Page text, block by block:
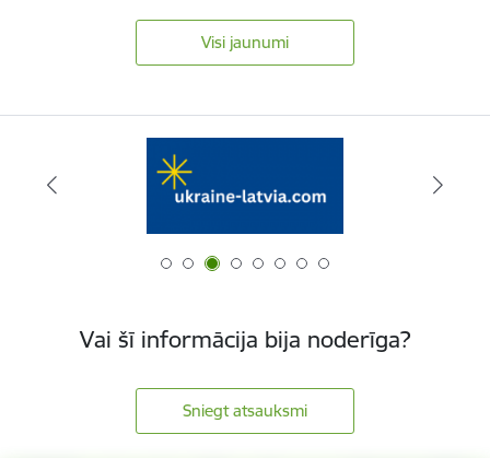
Visi jaunumi
Vai šī informācija bija noderīga?
Sniegt atsauksmi